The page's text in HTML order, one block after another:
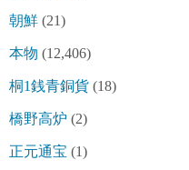
朝鮮 (21)
本物 (12,406)
桐1銭青銅貨 (18)
橋野高炉 (2)
正元通宝 (1)